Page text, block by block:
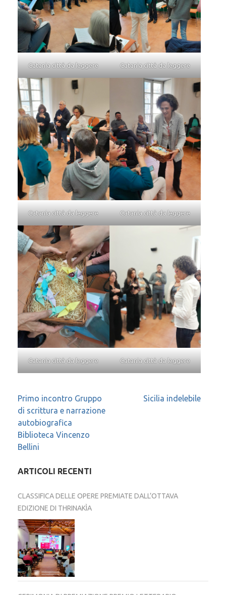
Catania città da leggere Catania città da leggere
Catania città da leggere Catania città da leggere
Catania città da leggere Catania città da leggere
Navigazione
articoli
Primo incontro Gruppo
di scrittura e narrazione
autobiografica
Biblioteca Vincenzo
Bellini
Sicilia indelebile
ARTICOLI RECENTI
CLASSIFICA DELLE OPERE PREMIATE DALL’OTTAVA
EDIZIONE DI THRINAKÌA